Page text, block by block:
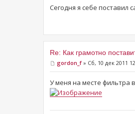
Сегодня я себе поставил
Re: Как грамотно
gordon_f » Сб, 10 дек 2011
У меня на месте фильтра